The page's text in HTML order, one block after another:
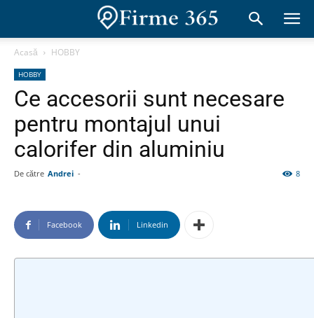
Acasă HOBBY
HOBBY
Ce accesorii sunt necesare
pentru montajul unui
calorifer din aluminiu
De către Andrei - 8
Facebook Linkedin